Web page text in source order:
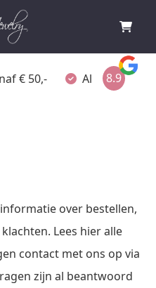
€ 50,- Altijd verpakt
8.9
over bestellen,
Lees hier alle
contact met ons op via
zijn al beantwoord